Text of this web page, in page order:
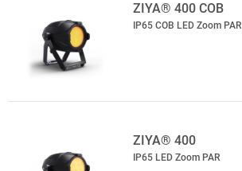
ZIYA® 400 COB
IP65 COB LED Zoom PAR
ZIYA® 400
IP65 LED Zoom PAR